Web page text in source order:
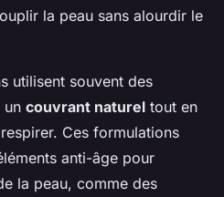
la peau sans alourdir le
utilisent souvent des
un couvrant naturel tout en
Ces formulations
anti-âge pour
la peau, comme des